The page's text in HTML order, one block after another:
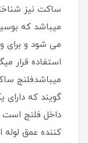
ساکت نیز
میباشد که
می شود و برای
استفاده قرار
گویند که
داخل فلنج است
کننده عمق